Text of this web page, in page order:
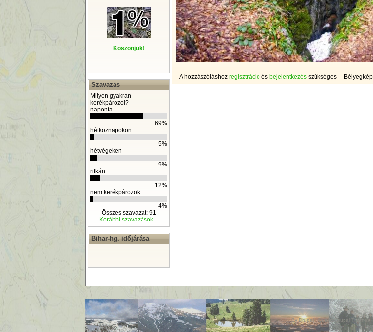
Köszönjük!
Szavazás
Milyen gyakran
kerékpározol?
naponta
69%
hétköznapokon
5%
hétvégeken
9%
ritkán
12%
nem kerékpározok
4%
Összes szavazat: 91
Korábbi szavazások
Bihar-hg. időjárása
A hozzászóláshoz regisztráció és bejelentkezés szükséges Bélyegkép
ByDrupal|Quality Drupal Themes